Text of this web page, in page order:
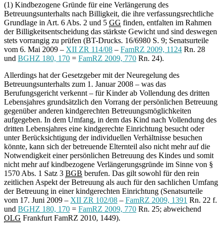
(1) Kindbezogene Gründe für eine Verlängerung des
Betreuungsunterhalts nach Billigkeit, die ihre verfassungsrechtliche
Grundlage in Art. 6 Abs. 2 und 5 GG finden, entfalten im Rahmen
der Billigkeitsentscheidung das stärkste Gewicht und sind deswegen
stets vorrangig zu prüfen (BT-Drucks. 16/6980 S. 9; Senatsurteile
vom 6. Mai 2009 – XII ZR 114/08 – FamRZ 2009, 1124 Rn. 28
und BGHZ 180, 170 = FamRZ 2009, 770 Rn. 24).
Allerdings hat der Gesetzgeber mit der Neuregelung des
Betreuungsunterhalts zum 1. Januar 2008 – was das
Berufungsgericht verkennt – für Kinder ab Vollendung des dritten
Lebensjahres grundsätzlich den Vorrang der persönlichen Betreuung
gegenüber anderen kindgerechten Betreuungsmöglichkeiten
aufgegeben. In dem Umfang, in dem das Kind nach Vollendung des
dritten Lebensjahres eine kindgerechte Einrichtung besucht oder
unter Berücksichtigung der individuellen Verhältnisse besuchen
könnte, kann sich der betreuende Elternteil also nicht mehr auf die
Notwendigkeit einer persönlichen Betreuung des Kindes und somit
nicht mehr auf kindbezogene Verlängerungsgründe im Sinne von §
1570 Abs. 1 Satz 3 BGB berufen. Das gilt sowohl für den rein
zeitlichen Aspekt der Betreuung als auch für den sachlichen Umfang
der Betreuung in einer kindgerechten Einrichtung (Senatsurteile
vom 17. Juni 2009 – XII ZR 102/08 – FamRZ 2009, 1391 Rn. 22 f.
und BGHZ 180, 170 = FamRZ 2009, 770 Rn. 25; abweichend
OLG Frankfurt FamRZ 2010, 1449).